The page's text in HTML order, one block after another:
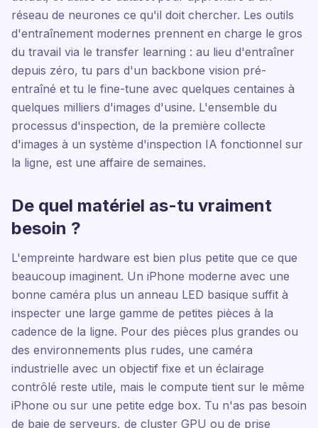
réseau de neurones ce qu'il doit chercher. Les outils
d'entraînement modernes prennent en charge le gros
du travail via le transfer learning : au lieu d'entraîner
depuis zéro, tu pars d'un backbone vision pré-
entraîné et tu le fine-tune avec quelques centaines à
quelques milliers d'images d'usine. L'ensemble du
processus d'inspection, de la première collecte
d'images à un système d'inspection IA fonctionnel sur
la ligne, est une affaire de semaines.
De quel matériel as-tu vraiment
besoin ?
L'empreinte hardware est bien plus petite que ce que
beaucoup imaginent. Un iPhone moderne avec une
bonne caméra plus un anneau LED basique suffit à
inspecter une large gamme de petites pièces à la
cadence de la ligne. Pour des pièces plus grandes ou
des environnements plus rudes, une caméra
industrielle avec un objectif fixe et un éclairage
contrôlé reste utile, mais le compute tient sur le même
iPhone ou sur une petite edge box. Tu n'as pas besoin
de baie de serveurs, de cluster GPU ou de prise